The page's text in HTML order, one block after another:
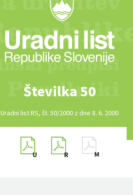
Številka 50
Uradni list RS, št. 50/2000 z dne 8. 6. 2000